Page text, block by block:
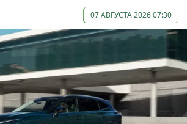
07 АВГУСТА 2026 07:30